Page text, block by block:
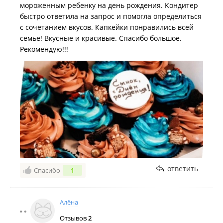
мороженным ребенку на день рождения. Кондитер
быстро ответила на запрос и помогла определиться
с сочетанием вкусов. Капкейки понравились всей
семье! Вкусные и красивые. Спасибо большое.
Рекомендую!!!
Спасибо 1 ответить
Алёна
Отзывов2